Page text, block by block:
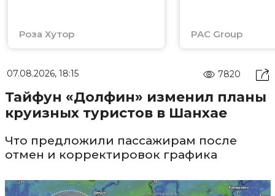
Роза Хутор PAC Group
07.08.2026, 18:15 7820
Тайфун «Долфин» изменил планы
круизных туристов в Шанхае
Что предложили пассажирам после
отмен и корректировок графика